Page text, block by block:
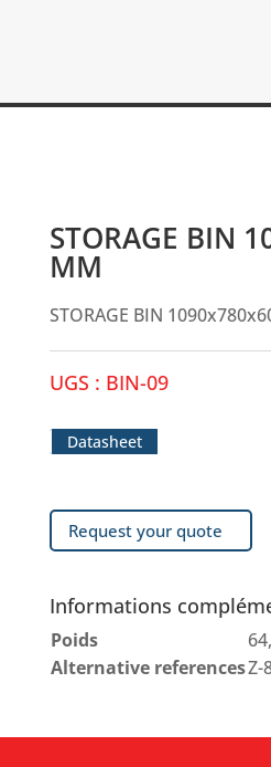
STORAGE BIN
MM
STORAGE BIN
UGS : BIN-09
Datasheet
Request your quote
Informations
Poids
Alternative referencesZ-